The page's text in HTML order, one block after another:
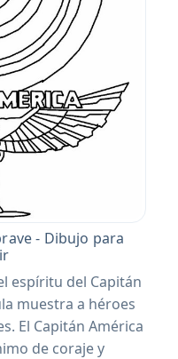
- Dibujo para
espíritu del Capitán
muestra a héroes
El Capitán América
de coraje y